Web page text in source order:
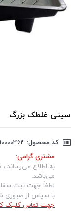
سینی غلطک بزرگ
کد محصول:
مشتری گرامی:
به اطلاع می‌رساند
می‌باشد.
لطفاً جهت ثبت
با سپاس از صبوری
جهت تماس کلیک